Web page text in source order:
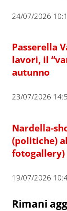
24/07/2026
Passerella
lavori, il
autunno
23/07/2026
Nardella-
(politiche)
fotogallery)
19/07/2026
Rimani